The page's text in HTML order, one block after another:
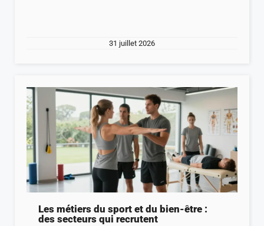
31 juillet 2026
Les métiers du sport et du bien-être :
des secteurs qui recrutent